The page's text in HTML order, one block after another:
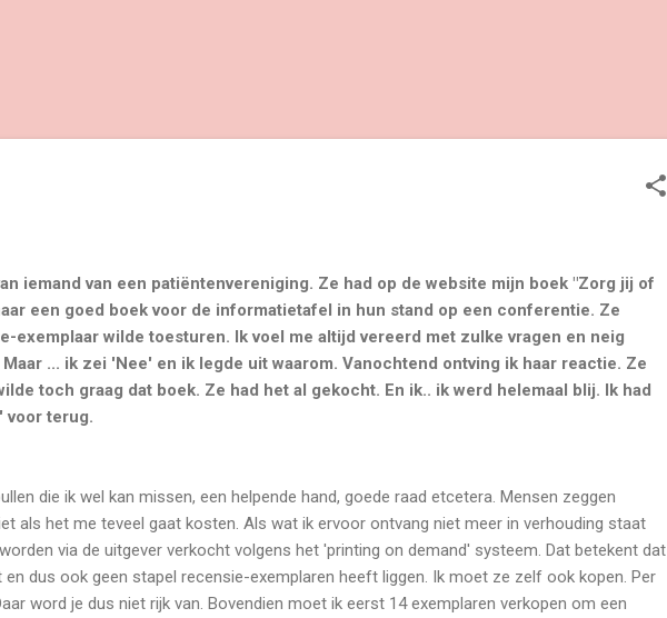
iemand van een patiëntenvereniging. Ze had op de website mijn boek "Zorg jij of
een goed boek voor de informatietafel in hun stand op een conferentie. Ze
exemplaar wilde toesturen. Ik voel me altijd vereerd met zulke vragen en neig
... ik zei 'Nee' en ik legde uit waarom. Vanochtend ontving ik haar reactie. Ze
toch graag dat boek. Ze had het al gekocht. En ik.. ik werd helemaal blij. Ik had
voor terug.
die ik wel kan missen, een helpende hand, goede raad etcetera. Mensen zeggen
als het me teveel gaat kosten. Als wat ik ervoor ontvang niet meer in verhouding staat
via de uitgever verkocht volgens het 'printing on demand' systeem. Dat betekent dat
dus ook geen stapel recensie-exemplaren heeft liggen. Ik moet ze zelf ook kopen. Per
word je dus niet rijk van. Bovendien moet ik eerst 14 exemplaren verkopen om een